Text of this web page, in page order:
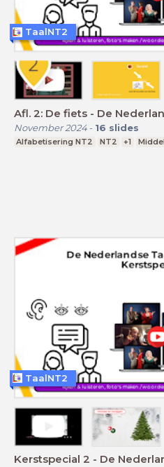
Afl. 2: De fiets - De
November 2024- 16 slides
Alfabetisering NT2 NT2 +1
TaalNT2
Kerstspecial 2 - De
TaalNT2